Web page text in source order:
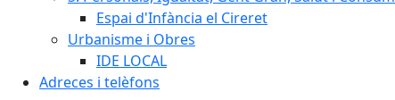
Espai d'Infància el Cireret
Urbanisme i Obres
IDE LOCAL
Adreces i telèfons